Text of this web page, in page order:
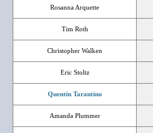
Rosanna Arquette
Tim Roth
Christopher Walken
Eric Stoltz
Quentin Tarantino
Amanda Plummer